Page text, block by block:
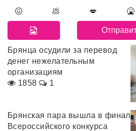
😖 💩 💋 🤮
Брянца осудили за перевод
денег нежелательным
организациям
1858
1
Брянская пара вышла в финал
Всероссийского конкурса